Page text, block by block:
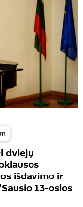
dviejų
išdavimo ir
13-osios